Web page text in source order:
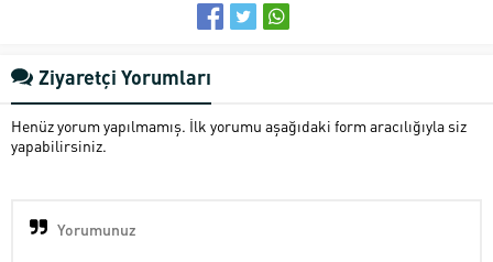
Ziyaretçi Yorumları
Henüz yorum yapılmamış. İlk yorumu aşağıdaki form aracılığıyla siz
yapabilirsiniz.